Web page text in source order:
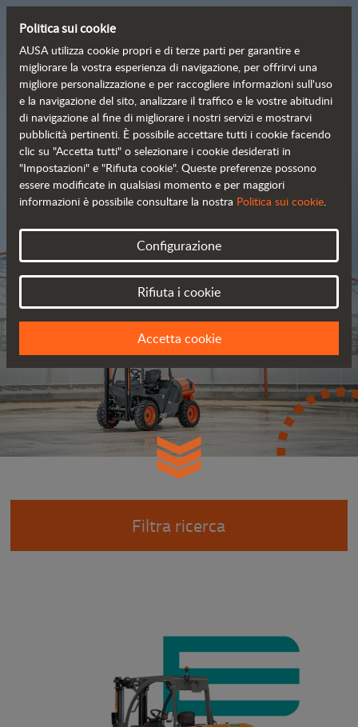
Scopri la nostra estesa
gamma di prodotti
Catalogo
Filtra ricerca
Politica sui cookie
AUSA utilizza cookie propri e di terze parti per garantire e
migliorare la vostra esperienza di navigazione, per offrirvi una
migliore personalizzazione e per raccogliere informazioni sull'uso
e la navigazione del sito, analizzare il traffico e le vostre abitudini
di navigazione al fine di migliorare i nostri servizi e mostrarvi
pubblicità pertinenti. È possibile accettare tutti i cookie facendo
clic su "Accetta tutti" o selezionare i cookie desiderati in
"Impostazioni" e "Rifiuta cookie". Queste preferenze possono
essere modificate in qualsiasi momento e per maggiori
informazioni è possibile consultare la nostra Politica sui cookie.
Configurazione
Rifiuta i cookie
Accetta cookie